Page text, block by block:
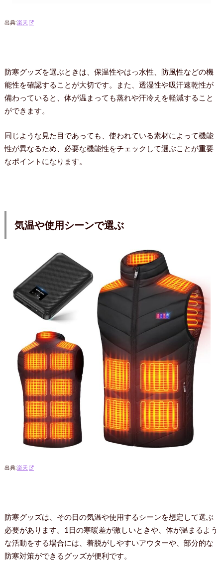
出典:楽天
防寒グッズを選ぶときは、保温性やはっ水性、防風性などの機
能性を確認することが大切です。また、透湿性や吸汗速乾性が
備わっていると、体が温まっても蒸れや汗冷えを軽減すること
ができます。
同じような見た目であっても、使われている素材によって機能
性が異なるため、必要な機能性をチェックして選ぶことが重要
なポイントになります。
気温や使用シーンで選ぶ
出典:楽天
防寒グッズは、その日の気温や使用するシーンを想定して選ぶ
必要があります。1日の寒暖差が激しいときや、体が温まるよう
な活動をする場合には、着脱がしやすいアウターや、部分的な
防寒対策ができるグッズが便利です。